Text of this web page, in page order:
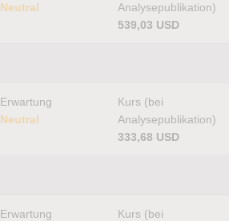
Neutral
Analysepublikation)
539,03 USD
Erwartung
Neutral
Kurs (bei
Analysepublikation)
333,68 USD
Erwartung
Kurs (bei